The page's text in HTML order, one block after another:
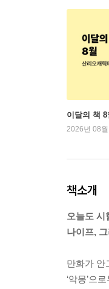
이달의 책
2026년 08
책소개
오늘도 시
나이프,
만화가 안
‘악몽’으